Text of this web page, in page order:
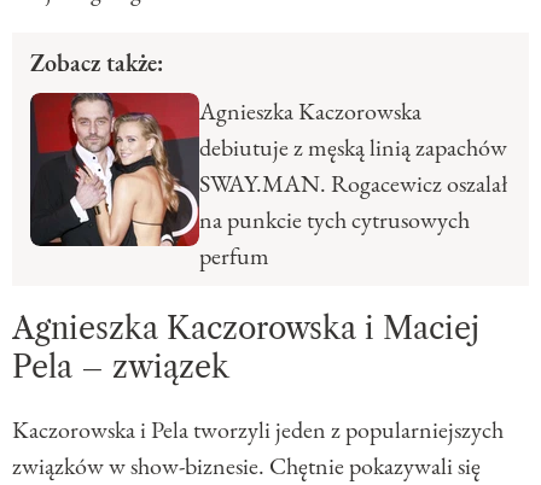
Zobacz także:
Agnieszka Kaczorowska
debiutuje z męską linią zapachów
SWAY.MAN. Rogacewicz oszalał
na punkcie tych cytrusowych
perfum
Agnieszka Kaczorowska i Maciej
Pela – związek
Kaczorowska i Pela tworzyli jeden z popularniejszych
związków w show-biznesie. Chętnie pokazywali się